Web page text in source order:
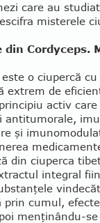
care au
misterele
din Cordyceps.
este o ciupercă
extrem de
activ care
antitumorale,
şi
din ciuperca
integral
prin cumul,
menţinân­du-